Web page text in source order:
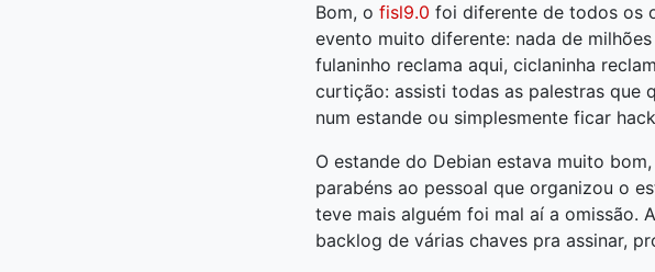
Bom, o fisl9.0 foi diferente de todos os
evento muito diferente: nada de
fulaninho reclama aqui, ciclaninha
curtição: assisti todas as palestras que
num estande ou simplesmente ficar
O estande do Debian estava muito
parabéns ao pessoal que organizou o
teve mais alguém foi mal aí a omissão.
backlog de várias chaves pra assinar,